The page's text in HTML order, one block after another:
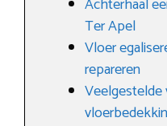
Ter Apel
Vloer
repareren
Veelgestelde